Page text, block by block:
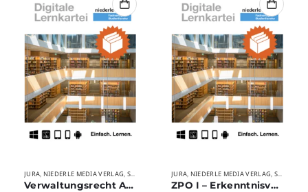
JURA NIEDERLE MEDIA VERLAG STUDIUM VERLAGE
Verwaltungsrecht AT in Frage und Antwort
JURA NIEDERLE MEDIA VERLAG STUDIUM
ZPO I – Erkenntnisverfahren in Frage und Antwort